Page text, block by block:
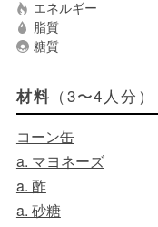
エネルギー
脂質
糖質
材料 （3〜4人分）
コーン缶
a. マヨネーズ
a. 酢
a. 砂糖